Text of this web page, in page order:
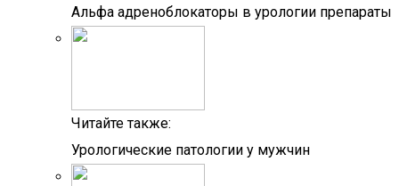
Альфа адреноблокаторы в урологии препараты
Читайте также:
Урологические патологии у мужчин